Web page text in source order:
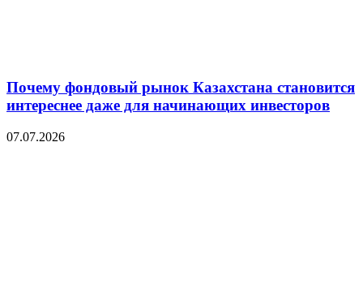
Почему фондовый рынок Казахстана становится
интереснее даже для начинающих инвесторов
07.07.2026